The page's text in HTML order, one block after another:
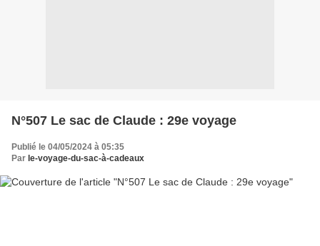
N°507 Le sac de Claude : 29e voyage
Publié le 04/05/2024 à 05:35
Par le-voyage-du-sac-à-cadeaux